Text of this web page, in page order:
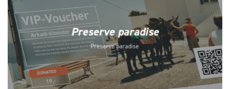
Preserve paradise
Preserve paradise